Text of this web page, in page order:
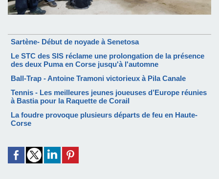
Sartène- Début de noyade à Senetosa
Le STC des SIS réclame une prolongation de la présence
des deux Puma en Corse jusqu'à l'automne
Ball-Trap - Antoine Tramoni victorieux à Pila Canale
Tennis - Les meilleures jeunes joueuses d’Europe réunies
à Bastia pour la Raquette de Corail
La foudre provoque plusieurs départs de feu en Haute-
Corse